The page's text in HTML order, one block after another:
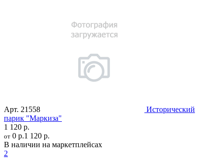
Арт. 21558
Исторический
парик "Маркиза"
1 120 р.
от 0 р.1 120 р.
В наличии на маркетплейсах
2